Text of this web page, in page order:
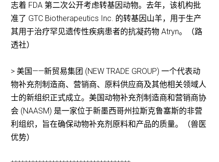
志着 FDA 第二次公开考虑转基因动物。去年，该机构批
准了 GTC Biotherapeutics Inc. 的转基因山羊，用于生产
其用于治疗罕见遗传性疾病患者的抗凝药物 Atryn。（路
透社）
> 美国——新贸易集团 (NEW TRADE GROUP) 一个代表动
物补充剂制造商、营销商、原料供应商及其他相关领域人
士的新组织正式成立。美国动物补充剂制造商和营销商协
会 (NAASM) 是一家位于新墨西哥州拉斯克鲁塞斯的非营
利组织，旨在确保动物补充剂原料和产品的质量。（兽医
优势）